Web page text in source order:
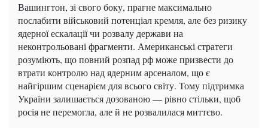
Вашингтон, зі свого боку, прагне максимально
послабити військовий потенціал кремля, але без ризику
ядерної ескалації чи розвалу держави на
неконтрольовані фрагменти. Американські стратеги
розуміють, що повний розпад рф може призвести до
втрати контролю над ядерним арсеналом, що є
найгіршим сценарієм для всього світу. Тому підтримка
України залишається дозованою — рівно стільки, щоб
росія не перемогла, але й не розвалилася миттєво.